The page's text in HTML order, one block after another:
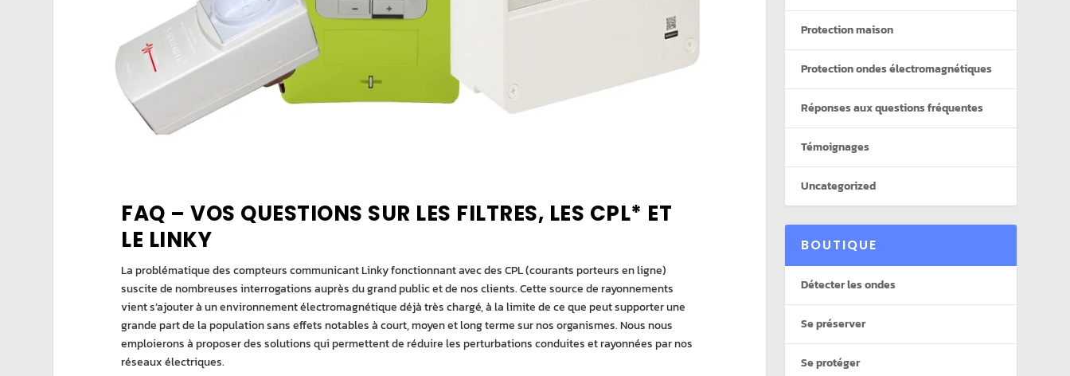
FAQ – VOS QUESTIONS SUR LES FILTRES, LES CPL* ET
LE LINKY
La problématique des compteurs communicant Linky fonctionnant avec des CPL (courants porteurs en ligne)
suscite de nombreuses interrogations auprès du grand public et de nos clients. Cette source de rayonnements
vient s’ajouter à un environnement électromagnétique déjà très chargé, à la limite de ce que peut supporter une
grande part de la population sans effets notables à court, moyen et long terme sur nos organismes. Nous nous
emploierons à proposer des solutions qui permettent de réduire les perturbations conduites et rayonnées par nos
réseaux électriques.
Protection maison
Protection ondes électromagnétiques
Réponses aux questions fréquentes
Témoignages
Uncategorized
BOUTIQUE
Détecter les ondes
Se préserver
Se protéger